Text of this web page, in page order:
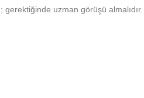
uzman görüşü almalıdır.